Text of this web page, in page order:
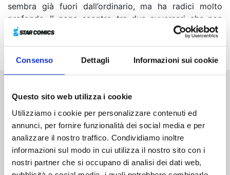
Consenso Dettagli Informazioni sui cookie
Questo sito web utilizza i cookie
Utilizziamo i cookie per personalizzare contenuti ed
annunci, per fornire funzionalità dei social media e per
analizzare il nostro traffico. Condividiamo inoltre
informazioni sul modo in cui utilizza il nostro sito con i
nostri partner che si occupano di analisi dei dati web,
sembra già fuori dall’ordinario, ma ha radici molto
profonde. Il nono scontro tra due avversari che non
arretrano di un solo passo si fa sempre più
incandescente!
Altri volumi della serie